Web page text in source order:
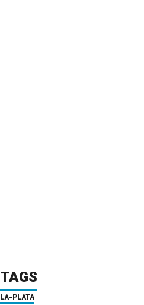
TAGS
LA-PLATA